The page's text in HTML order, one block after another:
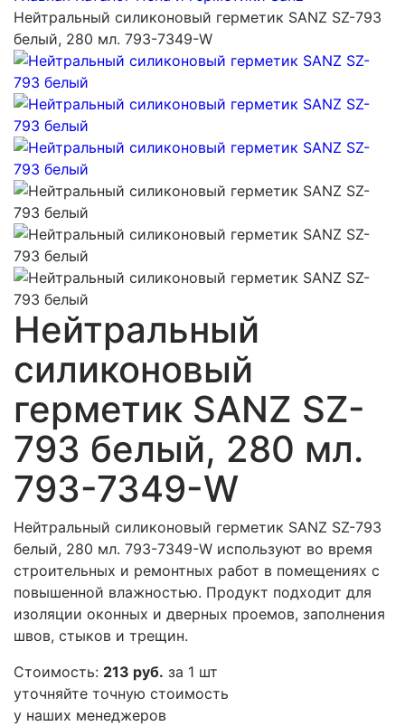
Нейтральный силиконовый герметик SANZ SZ-793
белый, 280 мл. 793-7349-W
Нейтральный
силиконовый
герметик SANZ SZ-
793 белый, 280 мл.
793-7349-W
Нейтральный силиконовый герметик SANZ SZ-793
белый, 280 мл. 793-7349-W используют во время
строительных и ремонтных работ в помещениях с
повышенной влажностью. Продукт подходит для
изоляции оконных и дверных проемов, заполнения
швов, стыков и трещин.
Стоимость: 213 руб. за 1 шт
уточняйте точную стоимость
у наших менеджеров